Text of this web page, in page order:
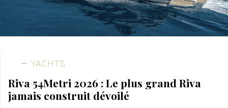
YACHTS
Riva 54Metri 2026 : Le plus grand Riva
jamais construit dévoilé